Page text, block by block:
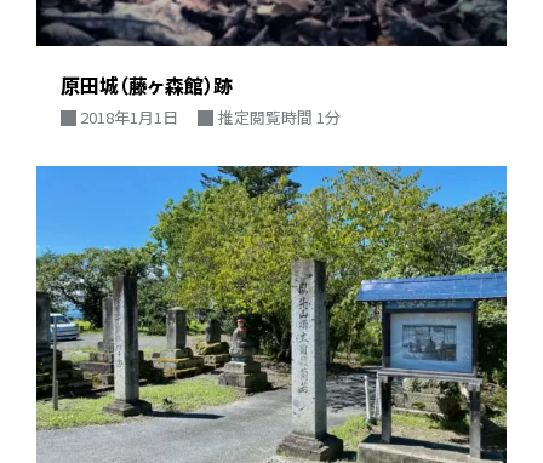
原田城（藤ヶ森館）跡
2018年1月1日 推定閲覧時間 1分